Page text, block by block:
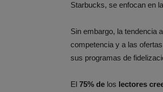
Starbucks, se enfocan en
Sin embargo, la tendencia
competencia y a las
sus programas de
El 75% de los lectores